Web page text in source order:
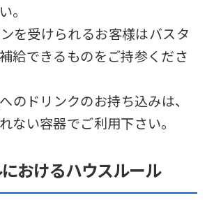
。
を受けられるお客様はバスタ
給できるものをご持参くださ
のドリンクのお持ち込みは、
ない容器でご利用下さい。
おけるハウスルール
before
using
service.